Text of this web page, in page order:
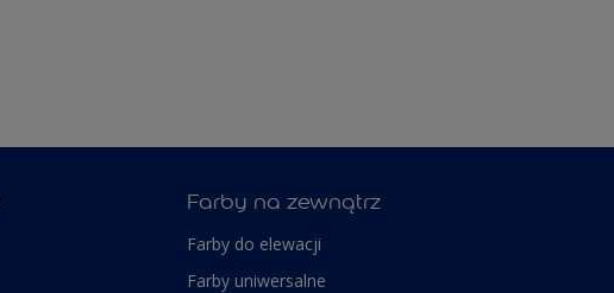
Farby na zewnątrz
Farby do elewacji
Farby uniwersalne